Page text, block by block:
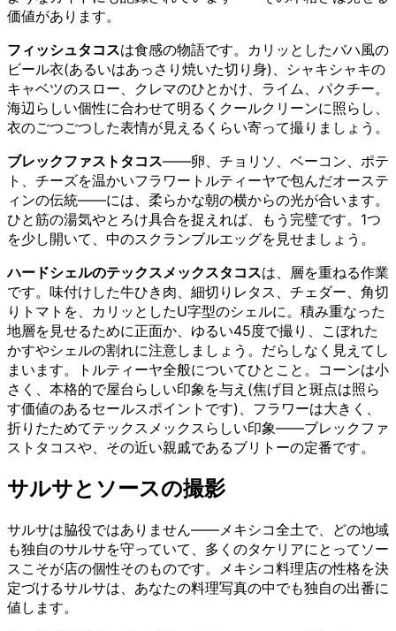
価値があります。
フィッシュタコスは食感の物語です。カリッとしたバハ風の
ビール衣(あるいはあっさり焼いた切り身)、シャキシャキの
キャベツのスロー、クレマのひとかけ、ライム、パクチー。
海辺らしい個性に合わせて明るくクールクリーンに照らし、
衣のごつごつした表情が見えるくらい寄って撮りましょう。
ブレックファストタコス——卵、チョリソ、ベーコン、ポテ
ト、チーズを温かいフラワートルティーヤで包んだオーステ
ィンの伝統——には、柔らかな朝の横からの光が合います。
ひと筋の湯気やとろけ具合を捉えれば、もう完璧です。1つ
を少し開いて、中のスクランブルエッグを見せましょう。
ハードシェルのテックスメックスタコスは、層を重ねる作業
です。味付けした牛ひき肉、細切りレタス、チェダー、角切
りトマトを、カリッとしたU字型のシェルに。積み重なった
地層を見せるために正面か、ゆるい45度で撮り、こぼれた
かすやシェルの割れに注意しましょう。だらしなく見えてし
まいます。トルティーヤ全般についてひとこと。コーンは小
さく、本格的で屋台らしい印象を与え(焦げ目と斑点は照ら
す価値のあるセールスポイントです)、フラワーは大きく、
折りたためてテックスメックスらしい印象——ブレックファ
ストタコスや、その近い親戚であるブリトーの定番です。
サルサとソースの撮影
サルサは脇役ではありません——メキシコ全土で、どの地域
も独自のサルサを守っていて、多くのタケリアにとってソー
スこそが店の個性そのものです。メキシコ料理店の性格を決
定づけるサルサは、あなたの料理写真の中でも独自の出番に
値します。